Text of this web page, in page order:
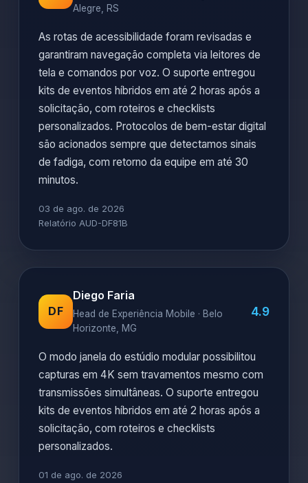
Alegre, RS
As rotas de acessibilidade foram revisadas e
garantiram navegação completa via leitores de
tela e comandos por voz. O suporte entregou
kits de eventos híbridos em até 2 horas após a
solicitação, com roteiros e checklists
personalizados. Protocolos de bem-estar digital
são acionados sempre que detectamos sinais
de fadiga, com retorno da equipe em até 30
minutos.
03 de ago. de 2026
Relatório AUD-DF81B
DF
Diego Faria
Head de Experiência Mobile · Belo
Horizonte, MG
4.9
O modo janela do estúdio modular possibilitou
capturas em 4K sem travamentos mesmo com
transmissões simultâneas. O suporte entregou
kits de eventos híbridos em até 2 horas após a
solicitação, com roteiros e checklists
personalizados.
01 de ago. de 2026